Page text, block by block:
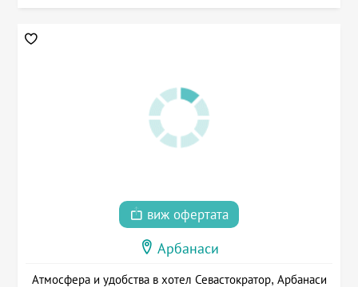
виж офертата
Арбанаси
Атмосфера и удобства в хотел Севастократор, Арбанаси